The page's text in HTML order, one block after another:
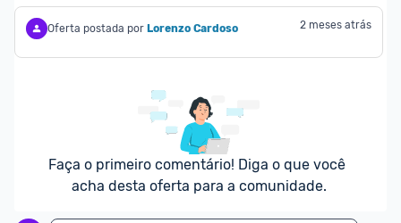
Oferta postada por Lorenzo Cardoso 2 meses atrás
Faça o primeiro comentário! Diga o que você
acha desta oferta para a comunidade.